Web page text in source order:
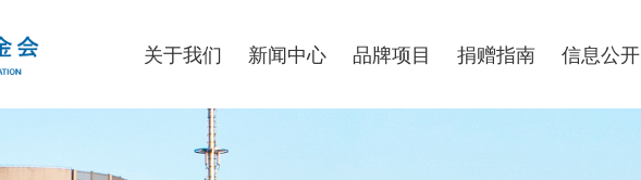
关于我们 新闻中心 品牌项目 捐赠指南 信息公开